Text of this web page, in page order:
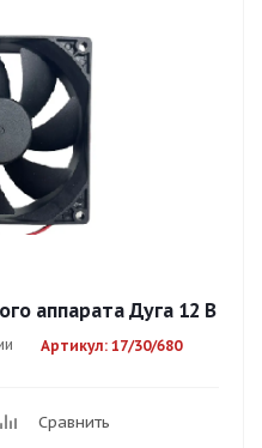
аппарата Дуга 12 В
Артикул: 17/30/680
Сравнить